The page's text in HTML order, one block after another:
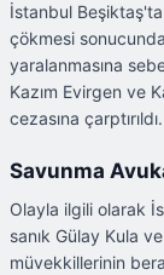
İstanbul
çökmesi
yaralanmasına
Kazım Evirgen ve
cezasına
Savunma
Olayla ilgili olarak
sanık Gülay Kula
müvekkillerinin